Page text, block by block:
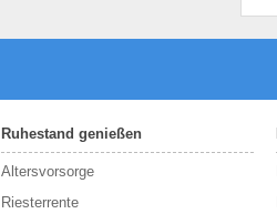
Ruhestand genießen
Altersvorsorge
Riesterrente